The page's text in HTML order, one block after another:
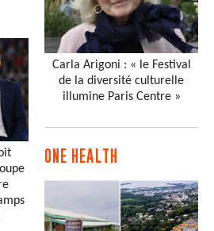
Carla Arigoni : « le Festival
de la diversité culturelle
illumine Paris Centre »
ONE HEALTH